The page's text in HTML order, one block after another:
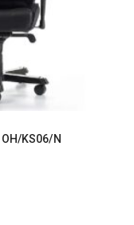
KS06/N